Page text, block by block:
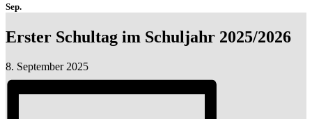
Sep.
Erster Schultag im Schuljahr 2025/2026
8. September 2025